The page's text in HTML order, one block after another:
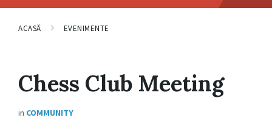
ACASĂ EVENIMENTE
Chess Club Meeting
in COMMUNITY